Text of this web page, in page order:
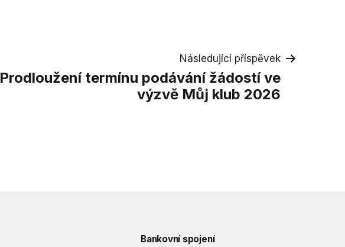
Následující příspěvek
Prodloužení termínu podávání žádostí ve
výzvě Můj klub 2026
Bankovní spojení